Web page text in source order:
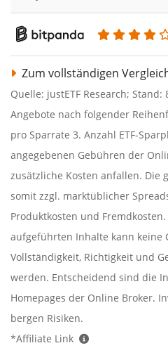
Zum vollständigen
Quelle: justETF Research;
Angebote nach folgender
pro Sparrate 3. Anzahl ETF-
angegebenen Gebühren der
zusätzliche Kosten anfallen. Die
somit zzgl. marktüblicher
Produktkosten und
aufgeführten Inhalte kann keine
Vollständigkeit, Richtigkeit und
werden. Entscheidend sind die
Homepages der Online Broker.
bergen Risiken.
*Affiliate Link